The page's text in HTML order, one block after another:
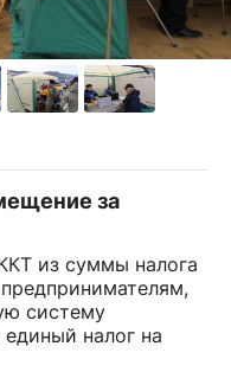
за
из суммы налога
систему
налог на